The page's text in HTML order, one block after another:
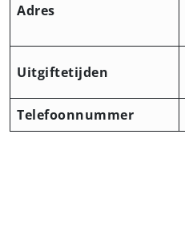
Adres
Uitgiftetijden
Telefoonnummer